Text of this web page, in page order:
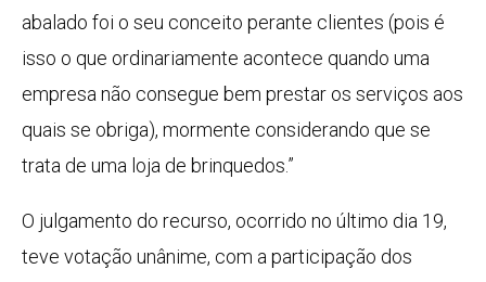
abalado foi o seu conceito perante clientes (pois é
isso o que ordinariamente acontece quando uma
empresa não consegue bem prestar os serviços aos
quais se obriga), mormente considerando que se
trata de uma loja de brinquedos.”
O julgamento do recurso, ocorrido no último dia 19,
teve votação unânime, com a participação dos